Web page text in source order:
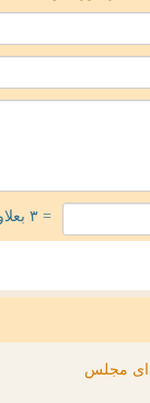
= ۳ بعلاوه ۳
مجلس